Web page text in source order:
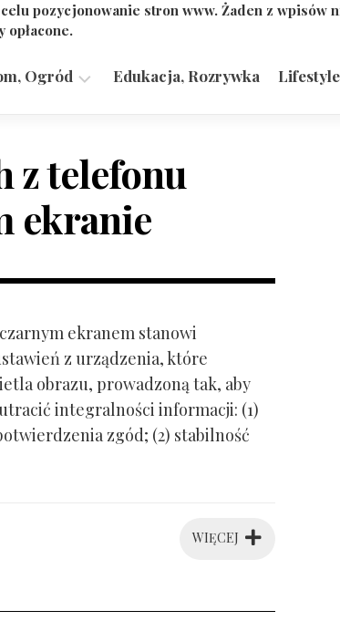
pozycjonowanie stron www. Żaden z wpisów
opłacone.
Ogród Edukacja, Rozrywka Lifestyle
z telefonu
ekranie
ekranem stanowi
z urządzenia, które
obrazu, prowadzoną tak, aby
integralności informacji: (1)
zgód; (2) stabilność
WIĘCEJ